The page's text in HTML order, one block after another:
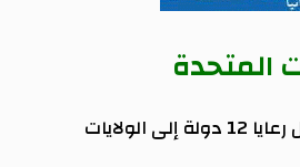
وقع الرئيس الأميركي دونالد ترامب، أمس الأربعاء، إعلانا يحظر دخول رعايا 12 دولة إلى الولايات